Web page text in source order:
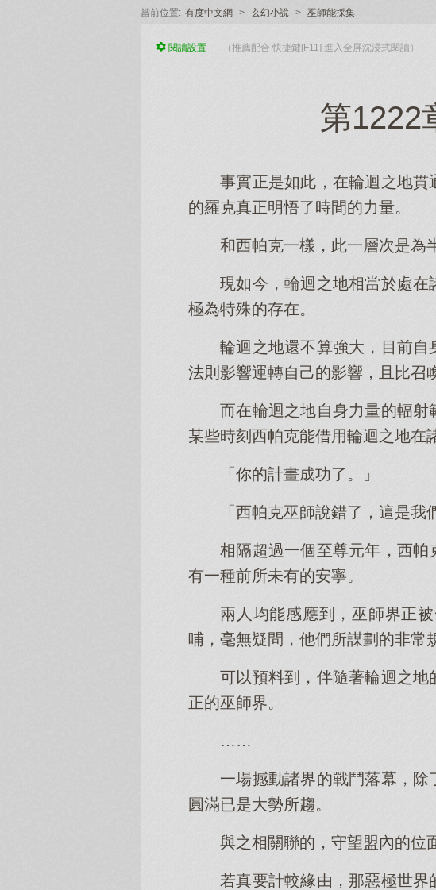
當前位置: 有度中文網 > 玄幻小說 > 巫師能採集
閱讀設置 （推薦配合 快捷鍵[F11] 進入全屏沈浸式閱讀）
第1222
事實正是如此，在輪迴之地
的羅克真正明悟了時間的力量。
和西帕克一樣，此一層次是為
現如今，輪迴之地相當於處
極為特殊的存在。
輪迴之地還不算強大，目前
法則影響運轉自己的影響，且比召
而在輪迴之地自身力量的輻射
某些時刻西帕克能借用輪迴之地在
「你的計畫成功了。」
「西帕克巫師說錯了，這是我
相隔超過一個至尊元年，西
有一種前所未有的安寧。
兩人均能感應到，巫師界正
哺，毫無疑問，他們所謀劃的非常
可以預料到，伴隨著輪迴之
正的巫師界。
……
一場撼動諸界的戰鬥落幕，
圓滿已是大勢所趨。
與之相關聯的，守望盟內的位
若真要計較緣由，那惡極世